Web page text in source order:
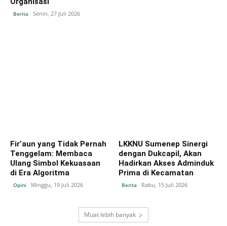
Berita Senin, 27 Juli 2026
Fir’aun yang Tidak Pernah
Tenggelam: Membaca
Ulang Simbol Kekuasaan
di Era Algoritma
Opini Minggu, 19 Juli 2026
LKKNU Sumenep Sinergi
dengan Dukcapil, Akan
Hadirkan Akses Adminduk
Prima di Kecamatan
Berita Rabu, 15 Juli 2026
Muat lebih banyak